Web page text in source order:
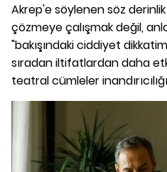
Akrep'e söylenen söz derinlik
çözmeye çalışmak değil,
"bakışındaki ciddiyet
sıradan iltifatlardan daha
teatral cümleler